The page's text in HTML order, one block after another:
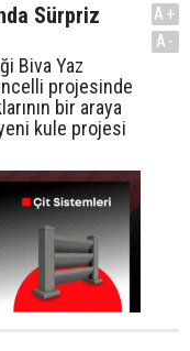
Sürpriz
Biva Yaz
projesinde
bir araya
kule projesi
A+
A-